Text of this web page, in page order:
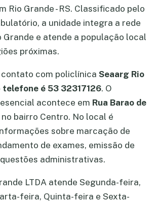
Rio Grande - RS. Classificado pelo
a unidade integra a rede
Grande e atende a população local
próximas.
com policlínica Seaarg Rio
telefone é 53 32317126. O
acontece em Rua Barao de
no bairro Centro. No local é
sobre marcação de
de exames, emissão de
administrativas.
LTDA atende Segunda-feira,
feira, Quinta-feira e Sexta-